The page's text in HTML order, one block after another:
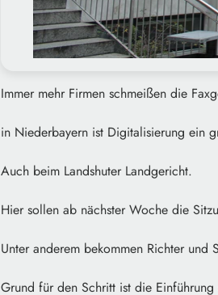
Immer mehr Firmen schmeißen die
in Niederbayern ist Digitalisierung ein
Auch beim Landshuter Landgericht.
Hier sollen ab nächster Woche die
Unter anderem bekommen Richter und
Grund für den Schritt ist die